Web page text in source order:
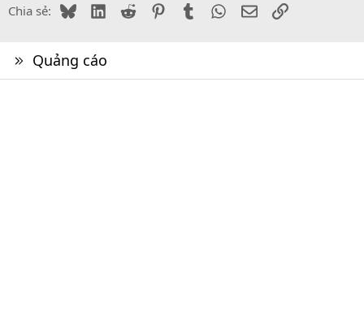
Chia sẻ: BlueskyLinkedIn
Reddit PinterestTumblr WhatsApp
EmailLink
Quảng cáo